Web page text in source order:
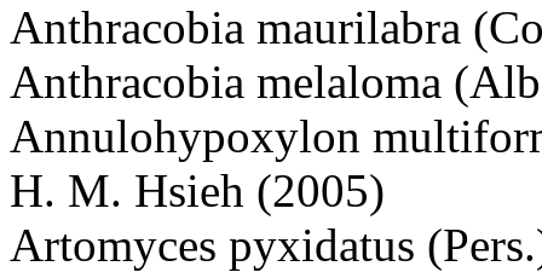
Anthracobia maurilabra
Anthracobia melaloma
Annulohypoxylon
H. M. Hsieh (2005)
Artomyces pyxidatus